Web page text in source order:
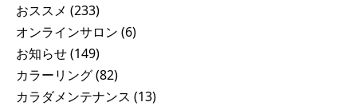
おススメ (233)
オンラインサロン (6)
お知らせ(149)
カラーリング(82)
カラダメンテナンス (13)